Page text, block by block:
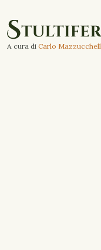
A cura di Carlo